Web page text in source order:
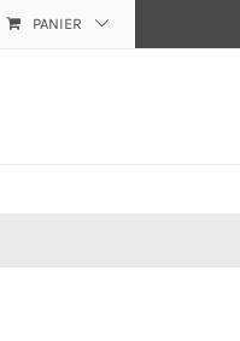
PANIER